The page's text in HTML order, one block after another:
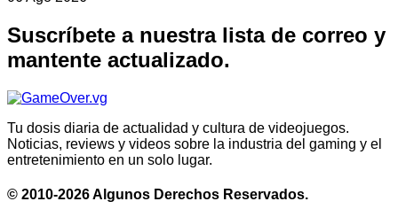
Suscríbete a nuestra lista de correo y
mantente actualizado.
Tu dosis diaria de actualidad y cultura de videojuegos.
Noticias, reviews y videos sobre la industria del gaming y el
entretenimiento en un solo lugar.
© 2010-2026 Algunos Derechos Reservados.